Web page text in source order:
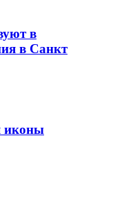
в
в Санкт
иконы